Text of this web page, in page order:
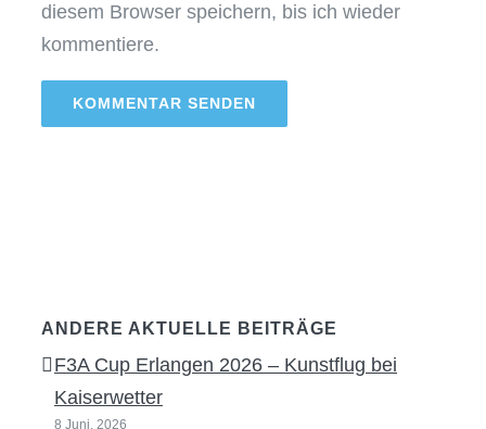
diesem Browser speichern, bis ich wieder
kommentiere.
ANDERE AKTUELLE BEITRÄGE
F3A Cup Erlangen 2026 – Kunstflug bei
Kaiserwetter
8 Juni, 2026